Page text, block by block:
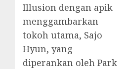
Illusion dengan apik
menggambarkan
tokoh utama, Sajo
Hyun, yang
diperankan oleh Park